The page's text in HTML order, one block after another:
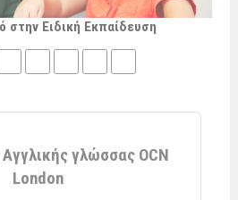
στην Ειδική Εκπαίδευση
γλώσσας OCN
London